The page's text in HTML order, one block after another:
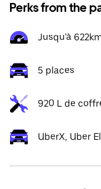
Perks from the
Jusqu'à
5 places
920 L de
UberX, Uber